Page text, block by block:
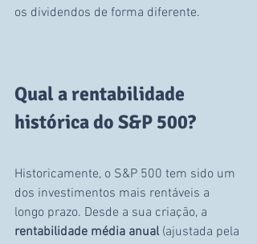
os dividendos de forma diferente.
Qual a rentabilidade
histórica do S&P 500?
Historicamente, o S&P 500 tem sido um
dos investimentos mais rentáveis a
longo prazo. Desde a sua criação, a
rentabilidade média anual (ajustada pela